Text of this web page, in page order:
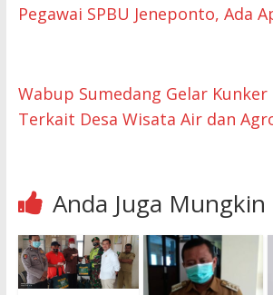
Pegawai SPBU Jeneponto, Ada
Wabup Sumedang Gelar Kunker
Terkait Desa Wisata Air dan
Anda Juga Mungkin